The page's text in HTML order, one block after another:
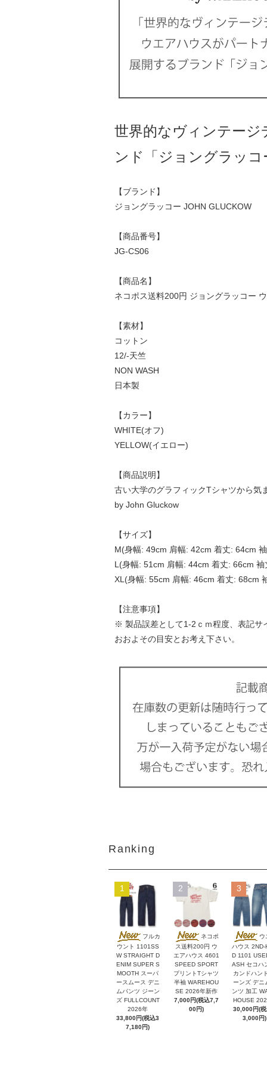
世界的なヴィンテー
ンド「ジョングラッコ
【ブランド】
ジョングラッコー JOHN GLUCKOW
【商品番号】
JG-CS06
【商品名】
ネコポス送料200円 ジョングラッコー
【素材】
コットン
12/-天竺
NON WASH
日本製
【カラー】
WHITE(オフ)
YELLOW(イエロー)
【商品説明】
古い大学のグラフィックTシャツから気
by John Gluckow
【サイズ】
M(身幅: 49cm 肩幅: 42cm 着丈: 64cm
L(身幅: 51cm 肩幅: 44cm 着丈: 66cm
XL(身幅: 55cm 肩幅: 46cm 着丈: 68cm
【注意事項】
※ 製品誤差として1-2ｃｍ程度、表記サ
おおよその目安とお考え下さい。
Ranking
1
フルカ
ウント 1101SS
W STRAIGHT D
ENIM SUPER S
MOOTH スーパ
ースムース デニ
ムパンツ ジーン
ズ FULLCOUNT
2026年
33,800円(税込3
7,180円)
2
ネコポ
ス送料200円 ウ
エアハウス 4601
SPEED SPORT
プリントTシャツ
半袖 WAREHOU
SE 2026年新作
7,000円(税込7,7
00円)
3
ウ
ハウス 2ND-
D 1101
ASH セコハ
カンドハン
ーンズ デニ
ンツ 加工
HOUSE
30,000円(
3,000円)